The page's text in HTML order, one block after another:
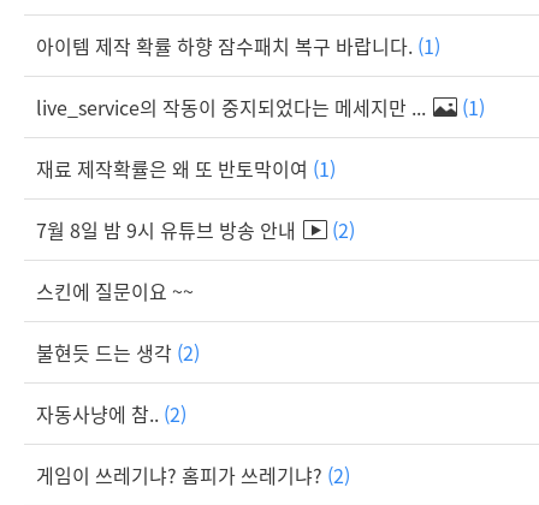
아이템 제작 확률 하향 잠수패치 복구 바랍니다. (1)
live_service의 작동이 중지되었다는 메세지만 ... (1)
재료 제작확률은 왜 또 반토막이여 (1)
7월 8일 밤 9시 유튜브 방송 안내 (2)
스킨에 질문이요 ~~
불현듯 드는 생각 (2)
자동사냥에 참.. (2)
게임이 쓰레기냐? 홈피가 쓰레기냐? (2)